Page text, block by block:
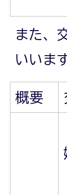
また、
いいま
概要